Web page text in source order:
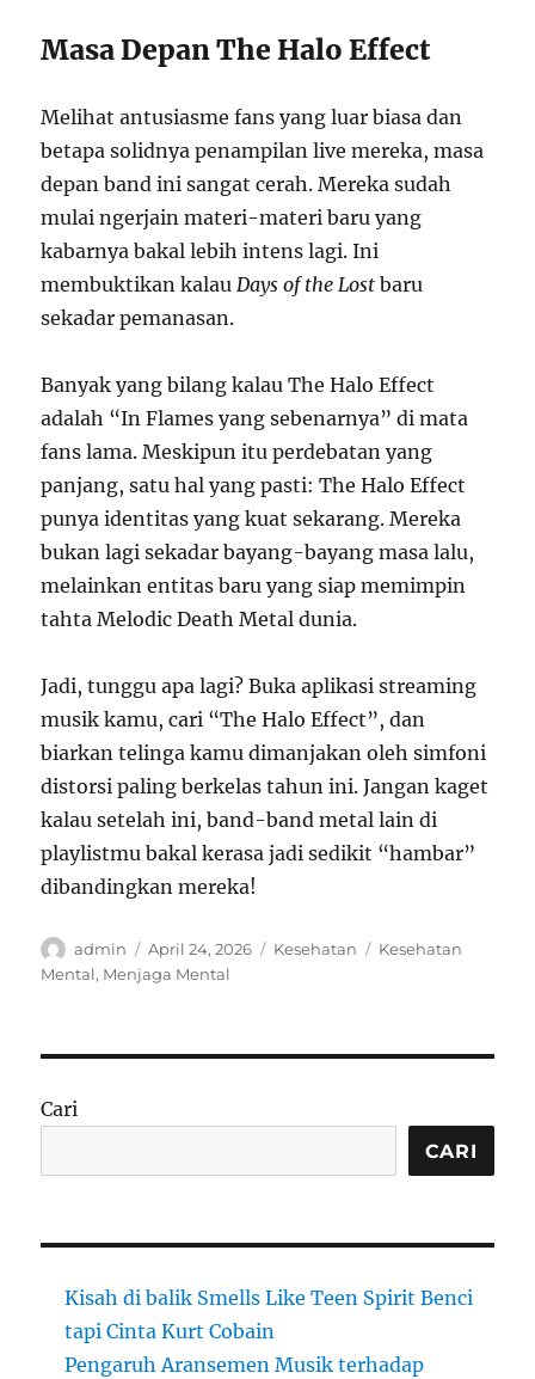
Masa Depan The Halo Effect
Melihat antusiasme fans yang luar biasa dan
betapa solidnya penampilan live mereka, masa
depan band ini sangat cerah. Mereka sudah
mulai ngerjain materi-materi baru yang
kabarnya bakal lebih intens lagi. Ini
membuktikan kalauDays of the Lost baru
sekadar pemanasan.
Banyak yang bilang kalau The Halo Effect
adalah “In Flames yang sebenarnya” di mata
fans lama. Meskipun itu perdebatan yang
panjang, satu hal yang pasti: The Halo Effect
punya identitas yang kuat sekarang. Mereka
bukan lagi sekadar bayang-bayang masa lalu,
melainkan entitas baru yang siap memimpin
tahta Melodic Death Metal dunia.
Jadi, tunggu apa lagi? Buka aplikasi streaming
musik kamu, cari “The Halo Effect”, dan
biarkan telinga kamu dimanjakan oleh simfoni
distorsi paling berkelas tahun ini. Jangan kaget
kalau setelah ini, band-band metal lain di
playlistmu bakal kerasa jadi sedikit “hambar”
dibandingkan mereka!
Author
admin
Posted
on
April 24, 2026 Categories
Kesehatan Tags
Kesehatan
Mental, Menjaga Mental
Cari
CARI
Kisah di balik Smells Like Teen Spirit Benci
tapi Cinta Kurt Cobain
Pengaruh Aransemen Musik terhadap